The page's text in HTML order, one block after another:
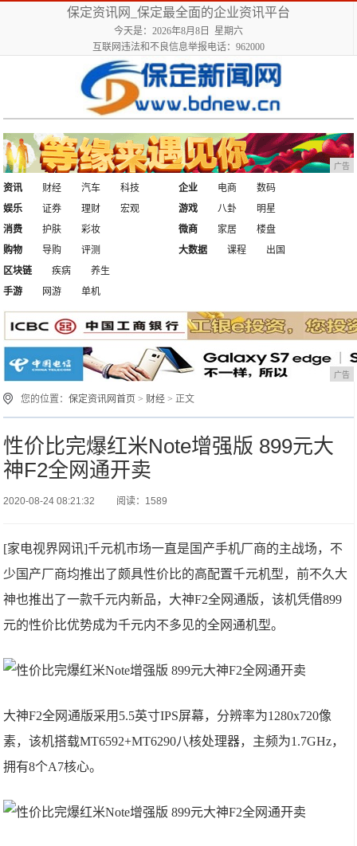
保定资讯网_保定最全面的企业资讯平台
今天是：2026年8月8日 星期六
互联网违法和不良信息举报电话：962000
广告
资讯 财经 汽车
科技
娱乐
证券 理财 宏观
企业 电商
数码
游戏
八卦
明星
消费
护肤
彩妆
购物
导购 评测
微商 家居
楼盘
大数据
课程
出国
区块链
疾病
养生
手游
网游 单机
广告
您的位置：保定资讯网首页 > 财经 > 正文
性价比完爆红米Note增强版 899元大
神F2全网通开卖
2020-08-24 08:21:32 阅读：1589
[家电视界网讯]千元机市场一直是国产手机厂商的主战场，不
少国产厂商均推出了颇具性价比的高配置千元机型，前不久大
神也推出了一款千元内新品，大神F2全网通版，该机凭借899
元的性价比优势成为千元内不多见的全网通机型。
大神F2全网通版采用5.5英寸IPS屏幕，分辨率为1280x720像
素，该机搭载MT6592+MT6290八核处理器，主频为1.7GHz，
拥有8个A7核心。